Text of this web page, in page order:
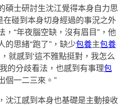
碩士研討生沈江覺得本身自力思
在碰到本身切身經過的事況之外
，“年夜腦空缺，沒有眉目”，他
的思緒“跑了”，缺少包養主包養
就感到‘這不雅點挺對，我怎么
的分歧看法，也感到有事理包
個一二三來。”
沈江感到本身也基礎是主動接收